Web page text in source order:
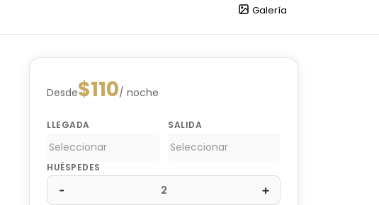
Galería
Desde$110/ noche
LLEGADA SALIDA
HUÉSPEDES
- +